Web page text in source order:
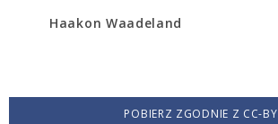
Haakon Waadeland
POBIERZ ZGODNIE Z CC-BY